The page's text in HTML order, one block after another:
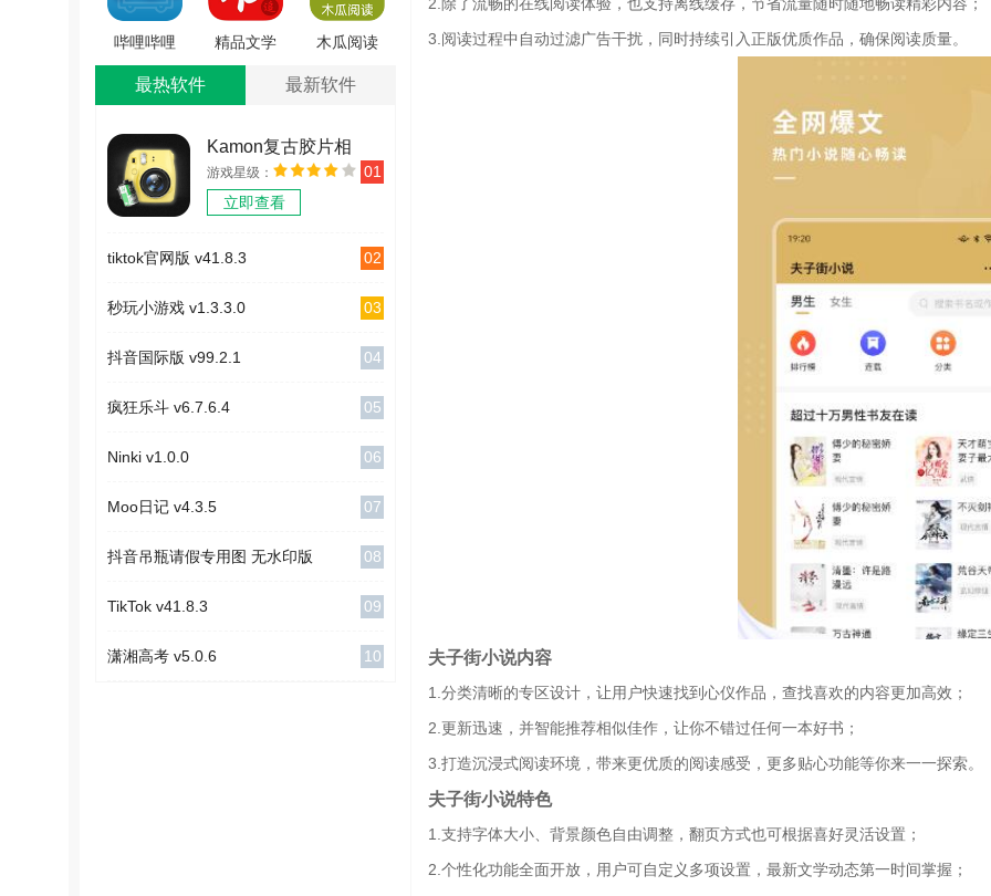
哔哩哔哩
小说安卓
官方版
精品文学
通用版
木瓜阅读
最热软件 最新软件
Kamon复古胶片相
机 v2.2.2
游戏星级：
立即查看
01
tiktok官网版 v41.8.3 02
秒玩小游戏 v1.3.3.0 03
抖音国际版 v99.2.1 04
疯狂乐斗 v6.7.6.4 05
Ninki v1.0.0 06
Moo日记 v4.3.5 07
抖音吊瓶请假专用图 无水印版 08
TikTok v41.8.3 09
潇湘高考 v5.0.6 10
2.除了流畅的在线阅读体验，也支持离线缓存，节省流量随时随地畅读精彩内容；
3.阅读过程中自动过滤广告干扰，同时持续引入正版优质作品，确保阅读质量。
夫子街小说内容
1.分类清晰的专区设计，让用户快速找到心仪作品，查找喜欢的内容更加高效；
2.更新迅速，并智能推荐相似佳作，让你不错过任何一本好书；
3.打造沉浸式阅读环境，带来更优质的阅读感受，更多贴心功能等你来一一探索。
夫子街小说特色
1.支持字体大小、背景颜色自由调整，翻页方式也可根据喜好灵活设置；
2.个性化功能全面开放，用户可自定义多项设置，最新文学动态第一时间掌握；